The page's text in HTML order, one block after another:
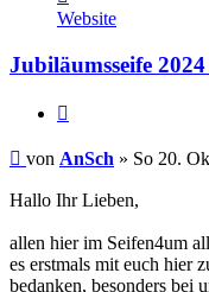
von
AnSch
Website
Jubiläumsseife
Beitrag
von AnSch » So 20.
Hallo Ihr Lieben,
allen hier im Seifen4um
es erstmals mit euch hier
bedanken, besonders bei